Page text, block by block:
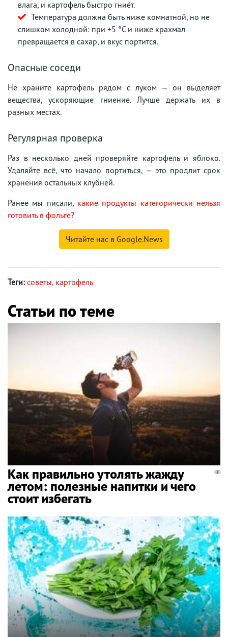
влага, и картофель быстро гниёт.
Температура должна быть ниже комнатной, но не
слишком холодной: при +5 °C и ниже крахмал
превращается в сахар, и вкус портится.
Опасные соседи
Не храните картофель рядом с луком — он выделяет
вещества, ускоряющие гниение. Лучше держать их в
разных местах.
Регулярная проверка
Раз в несколько дней проверяйте картофель и яблоко.
Удаляйте всё, что начало портиться, — это продлит срок
хранения остальных клубней.
Ранее мы писали, какие продукты категорически нельзя
готовить в фольге?
Читайте нас в Google.News
Теги: советы, картофель
Статьи по теме
Как правильно утолять жажду
летом: полезные напитки и чего
стоит избегать